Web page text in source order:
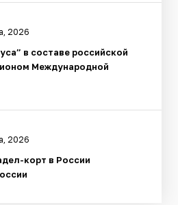
2026
в составе российской
Международной
2026
корт в России